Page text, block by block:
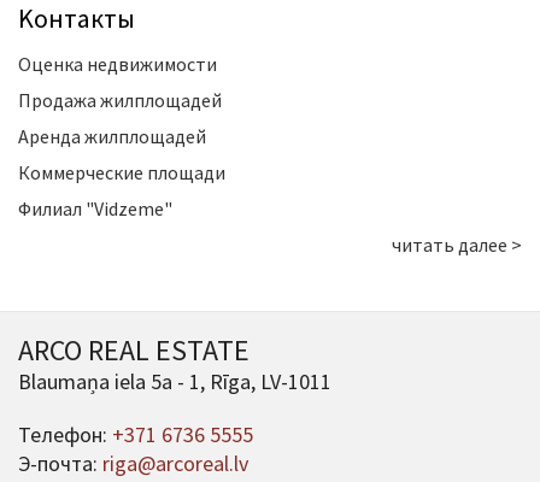
Kонтакты
Оценка недвижимости
Продажа жилплощадей
Аренда жилплощадей
Коммерческие площади
Филиал "Vidzeme"
читать далее >
ARCO REAL ESTATE
Blaumaņa iela 5a - 1, Rīga, LV-1011
Телефон: +371 6736 5555
Э-почта: riga@arcoreal.lv